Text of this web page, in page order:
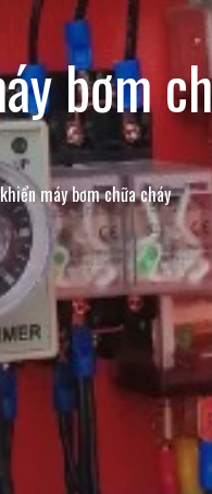
bơm
máy bơm chữa cháy